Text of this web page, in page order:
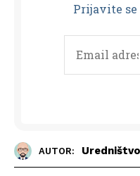
Prijavite
AUTOR: